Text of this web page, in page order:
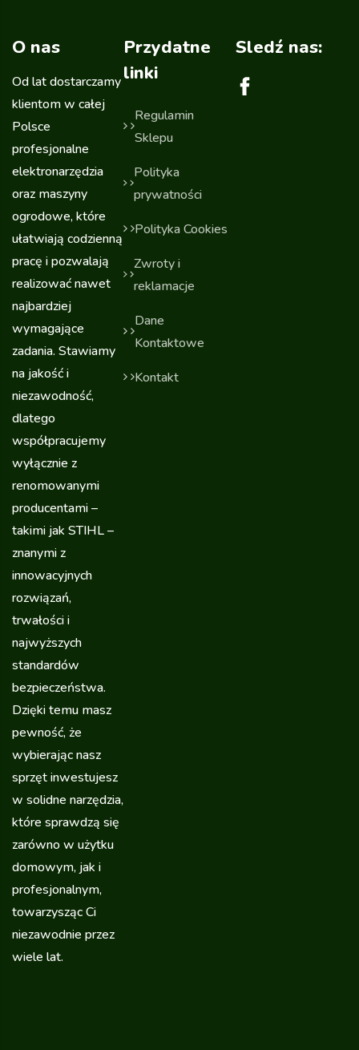
O nas
Od lat dostarczamy
klientom w całej
Polsce
profesjonalne
elektronarzędzia
oraz maszyny
ogrodowe, które
ułatwiają codzienną
pracę i pozwalają
realizować nawet
najbardziej
wymagające
zadania. Stawiamy
na jakość i
niezawodność,
dlatego
współpracujemy
wyłącznie z
renomowanymi
producentami –
takimi jak STIHL –
znanymi z
innowacyjnych
rozwiązań,
trwałości i
najwyższych
standardów
bezpieczeństwa.
Dzięki temu masz
pewność, że
wybierając nasz
sprzęt inwestujesz
w solidne narzędzia,
które sprawdzą się
zarówno w użytku
domowym, jak i
profesjonalnym,
towarzysząc Ci
niezawodnie przez
wiele lat.
Przydatne
linki
Regulamin
Sklepu
Polityka
prywatności
Polityka Cookies
Zwroty i
reklamacje
Dane
Kontaktowe
Kontakt
Sledź nas: